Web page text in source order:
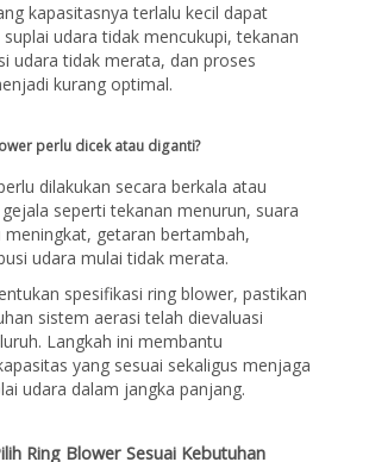
kapasitasnya terlalu kecil dapat
udara tidak mencukupi, tekanan
udara tidak merata, dan proses
kurang optimal.
perlu dicek atau diganti?
dilakukan secara berkala atau
seperti tekanan menurun, suara
meningkat, getaran bertambah,
udara mulai tidak merata.
spesifikasi ring blower, pastikan
sistem aerasi telah dievaluasi
Langkah ini membantu
yang sesuai sekaligus menjaga
udara dalam jangka panjang.
Ring Blower Sesuai Kebutuhan